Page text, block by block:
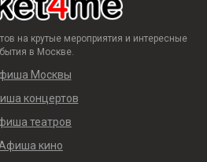
на крутые мероприятия и интересные
в Москве.
Москвы
концертов
театров
Афиша кино